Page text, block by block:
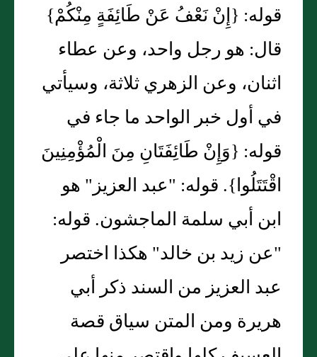
قوله: {إِنْ نَعْفُ عَنْ طَائِفَةٍ مِنْكُمْ}
قال: هو رجل واحد، وعن عطاء
اثنان، وعن الزهري ثلاثة، وسيأتي
في أول خبر الواحد ما جاء في
قوله: {وَإِنْ طَائِفَتَانِ مِنَ الْمُؤْمِنِينَ
اقْتَتَلُوا}. قوله: "عبد العزيز" هو
ابن أبي سلمة الماجشون. قوله:
"عن زيد بن خالد" هكذا اختصر
عبد العزيز من السند ذكر أبي
هريرة ومن المتن سياق قصة